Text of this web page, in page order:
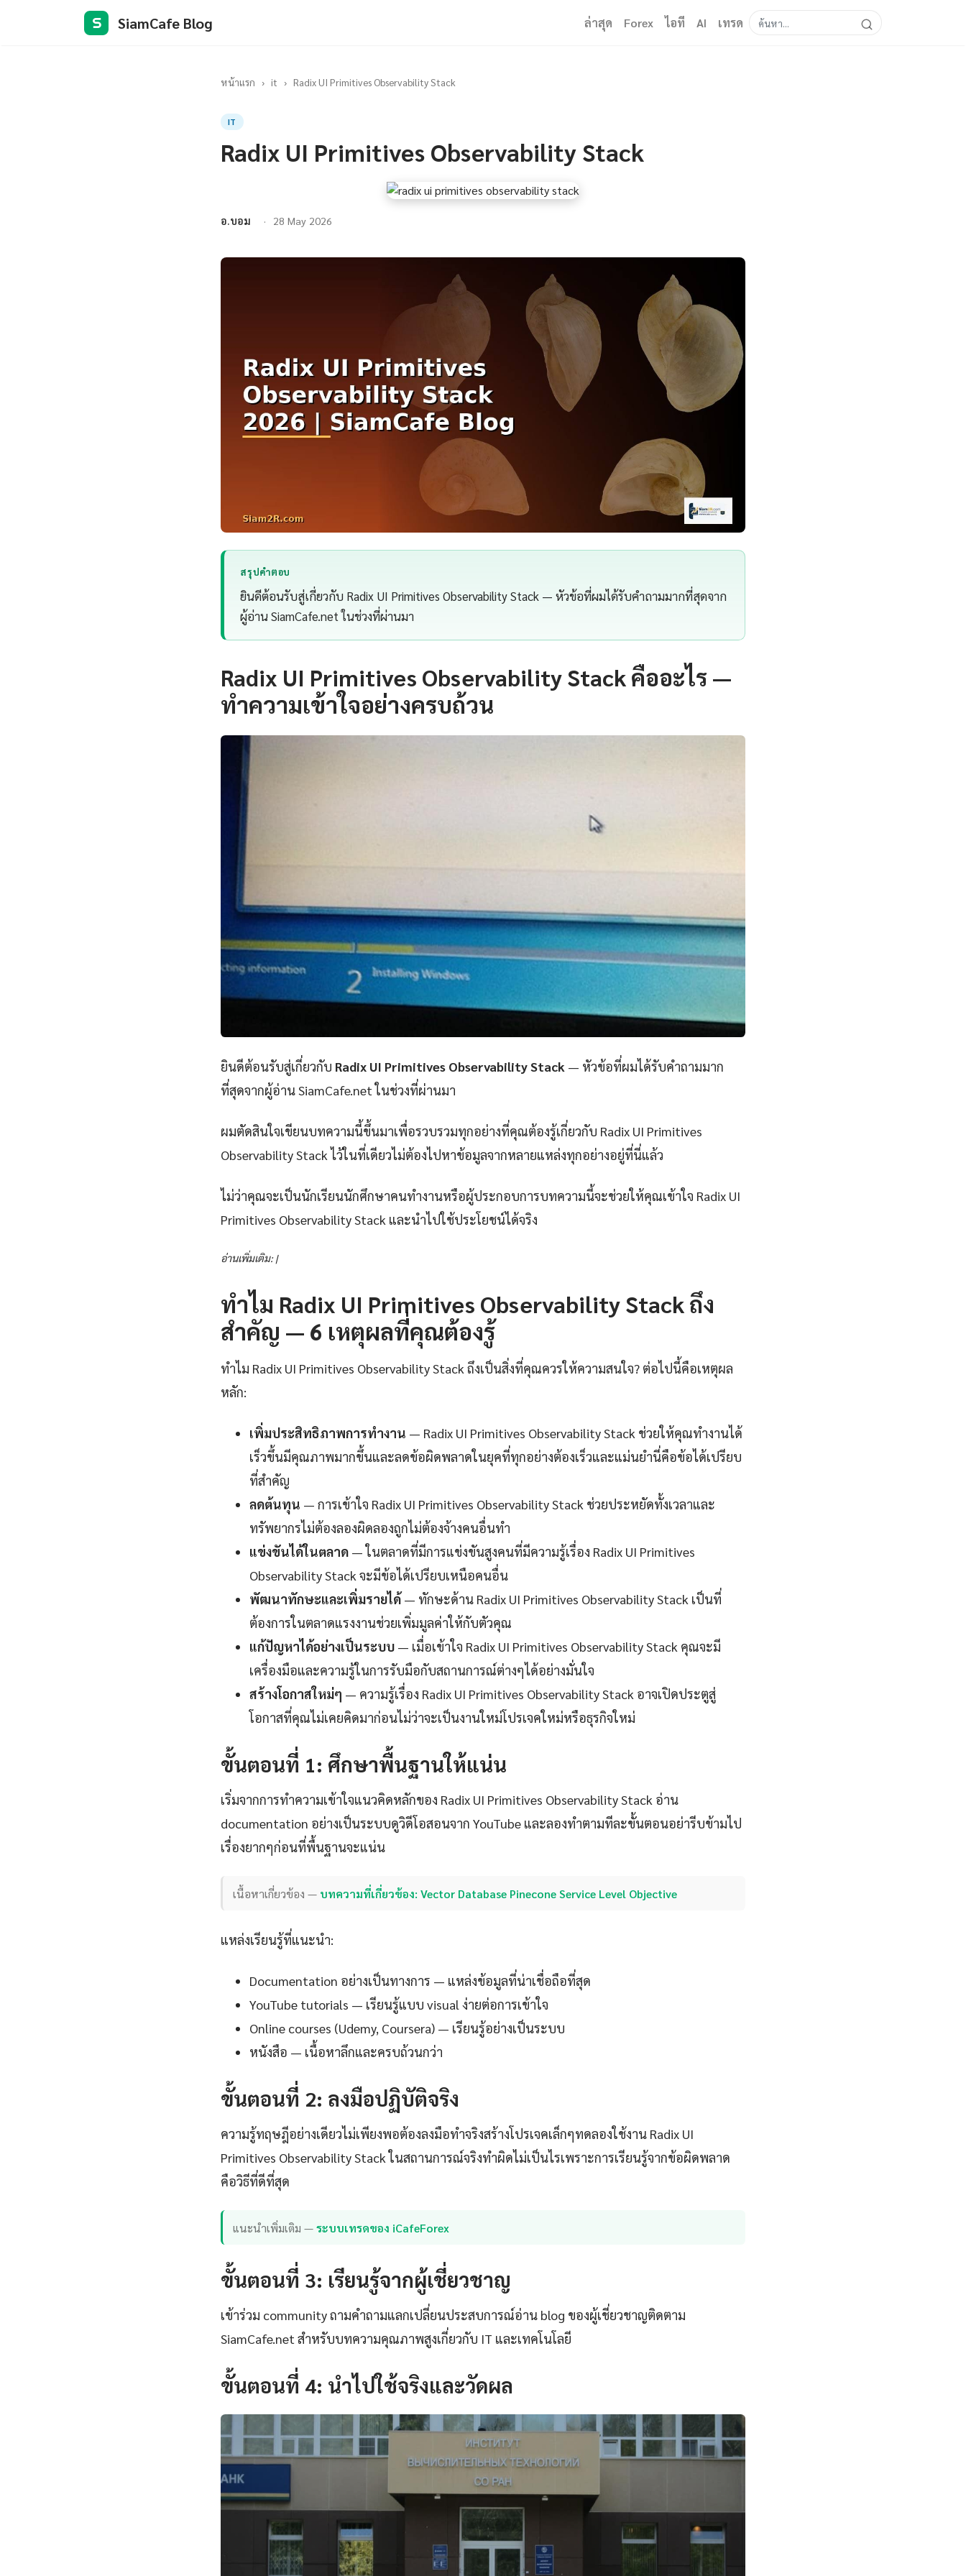
S SiamCafe Blog ล่าสุด Forex ไอที AI เทรด
หน้าแรก › it › Radix UI Primitives Observability Stack
IT
Radix UI Primitives Observability Stack
อ.บอม 28 May 2026
สรุปคำตอบ
ยินดีต้อนรับสู่เกี่ยวกับ Radix UI Primitives Observability Stack — หัวข้อที่ผมได้รับคำถามมากที่สุดจาก
ผู้อ่าน SiamCafe.net ในช่วงที่ผ่านมา
Radix UI Primitives Observability Stack คืออะไร —
ทำความเข้าใจอย่างครบถ้วน
ยินดีต้อนรับสู่เกี่ยวกับ Radix UI Primitives Observability Stack — หัวข้อที่ผมได้รับคำถามมาก
ที่สุดจากผู้อ่าน SiamCafe.net ในช่วงที่ผ่านมา
ผมตัดสินใจเขียนบทความนี้ขึ้นมาเพื่อรวบรวมทุกอย่างที่คุณต้องรู้เกี่ยวกับ Radix UI Primitives
Observability Stack ไว้ในที่เดียวไม่ต้องไปหาข้อมูลจากหลายแหล่งทุกอย่างอยู่ที่นี่แล้ว
ไม่ว่าคุณจะเป็นนักเรียนนักศึกษาคนทำงานหรือผู้ประกอบการบทความนี้จะช่วยให้คุณเข้าใจ Radix UI
Primitives Observability Stack และนำไปใช้ประโยชน์ได้จริง
อ่านเพิ่มเติม: |
ทำไม Radix UI Primitives Observability Stack ถึง
สำคัญ — 6 เหตุผลที่คุณต้องรู้
ทำไม Radix UI Primitives Observability Stack ถึงเป็นสิ่งที่คุณควรให้ความสนใจ? ต่อไปนี้คือเหตุผล
หลัก:
เพิ่มประสิทธิภาพการทำงาน — Radix UI Primitives Observability Stack ช่วยให้คุณทำงานได้
เร็วขึ้นมีคุณภาพมากขึ้นและลดข้อผิดพลาดในยุคที่ทุกอย่างต้องเร็วและแม่นยำนี่คือข้อได้เปรียบ
ที่สำคัญ
ลดต้นทุน — การเข้าใจ Radix UI Primitives Observability Stack ช่วยประหยัดทั้งเวลาและ
ทรัพยากรไม่ต้องลองผิดลองถูกไม่ต้องจ้างคนอื่นทำ
แข่งขันได้ในตลาด — ในตลาดที่มีการแข่งขันสูงคนที่มีความรู้เรื่อง Radix UI Primitives
Observability Stack จะมีข้อได้เปรียบเหนือคนอื่น
พัฒนาทักษะและเพิ่มรายได้— ทักษะด้าน Radix UI Primitives Observability Stack เป็นที่
ต้องการในตลาดแรงงานช่วยเพิ่มมูลค่าให้กับตัวคุณ
แก้ปัญหาได้อย่างเป็นระบบ — เมื่อเข้าใจ Radix UI Primitives Observability Stack คุณจะมี
เครื่องมือและความรู้ในการรับมือกับสถานการณ์ต่างๆได้อย่างมั่นใจ
สร้างโอกาสใหม่ๆ — ความรู้เรื่อง Radix UI Primitives Observability Stack อาจเปิดประตูสู่
โอกาสที่คุณไม่เคยคิดมาก่อนไม่ว่าจะเป็นงานใหม่โปรเจคใหม่หรือธุรกิจใหม่
ขั้นตอนที่ 1: ศึกษาพื้นฐานให้แน่น
เริ่มจากการทำความเข้าใจแนวคิดหลักของ Radix UI Primitives Observability Stack อ่าน
documentation อย่างเป็นระบบดูวิดีโอสอนจาก YouTube และลองทำตามทีละขั้นตอนอย่ารีบข้ามไป
เรื่องยากๆก่อนที่พื้นฐานจะแน่น
เนื้อหาเกี่ยวข้อง — บทความที่เกี่ยวข้อง: Vector Database Pinecone Service Level Objective
แหล่งเรียนรู้ที่แนะนำ:
Documentation อย่างเป็นทางการ — แหล่งข้อมูลที่น่าเชื่อถือที่สุด
YouTube tutorials — เรียนรู้แบบ visual ง่ายต่อการเข้าใจ
Online courses (Udemy, Coursera) — เรียนรู้อย่างเป็นระบบ
หนังสือ — เนื้อหาลึกและครบถ้วนกว่า
ขั้นตอนที่ 2: ลงมือปฏิบัติจริง
ความรู้ทฤษฎีอย่างเดียวไม่เพียงพอต้องลงมือทำจริงสร้างโปรเจคเล็กๆทดลองใช้งาน Radix UI
Primitives Observability Stack ในสถานการณ์จริงทำผิดไม่เป็นไรเพราะการเรียนรู้จากข้อผิดพลาด
คือวิธีที่ดีที่สุด
แนะนำเพิ่มเติม —ระบบเทรดของ iCafeForex
ขั้นตอนที่ 3: เรียนรู้จากผู้เชี่ยวชาญ
เข้าร่วม community ถามคำถามแลกเปลี่ยนประสบการณ์อ่าน blog ของผู้เชี่ยวชาญติดตาม
SiamCafe.net สำหรับบทความคุณภาพสูงเกี่ยวกับ IT และเทคโนโลยี
ขั้นตอนที่ 4: นำไปใช้จริงและวัดผล